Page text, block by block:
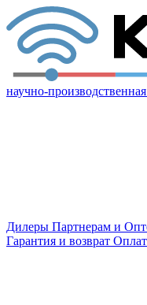
научно-
Дилеры Партнерам и
Гарантия и возврат